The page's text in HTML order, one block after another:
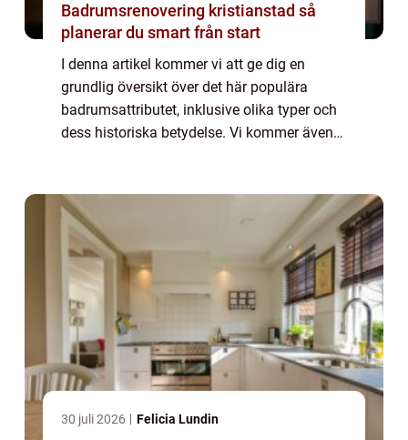
Badrumsrenovering kristianstad så
planerar du smart från start
I denna artikel kommer vi att ge dig en
grundlig översikt över det här populära
badrumsattributet, inklusive olika typer och
dess historiska betydelse. Vi kommer även
30 juli 2026 Felicia Lundin